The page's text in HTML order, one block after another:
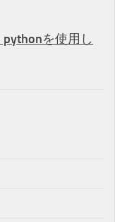
pythonを使用し